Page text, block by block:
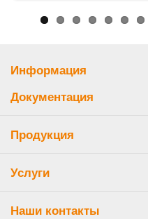
Информация
Документация
Продукция
Услуги
Наши контакты